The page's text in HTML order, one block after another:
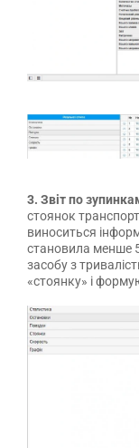
3. Звіт по
стоянок
виноситься
становила менше
засобу з
«стоянку» і